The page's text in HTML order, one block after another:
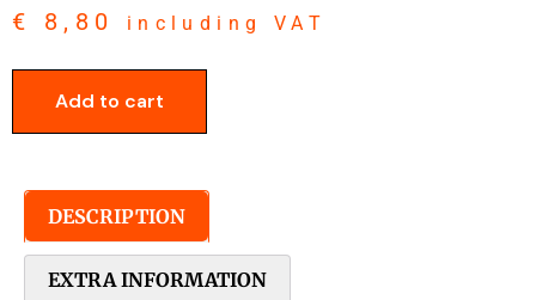
€ 8,80 including VAT
Add to cart
DESCRIPTION
EXTRA INFORMATION